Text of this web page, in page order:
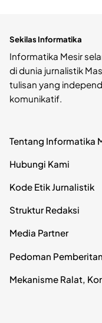
Sekilas Informatika
Informatika Mesir
di dunia jurnalistik
tulisan yang
komunikatif.
Tentang Informatika
Hubungi Kami
Kode Etik Jurnalistik
Struktur Redaksi
Media Partner
Pedoman
Mekanisme Ralat,